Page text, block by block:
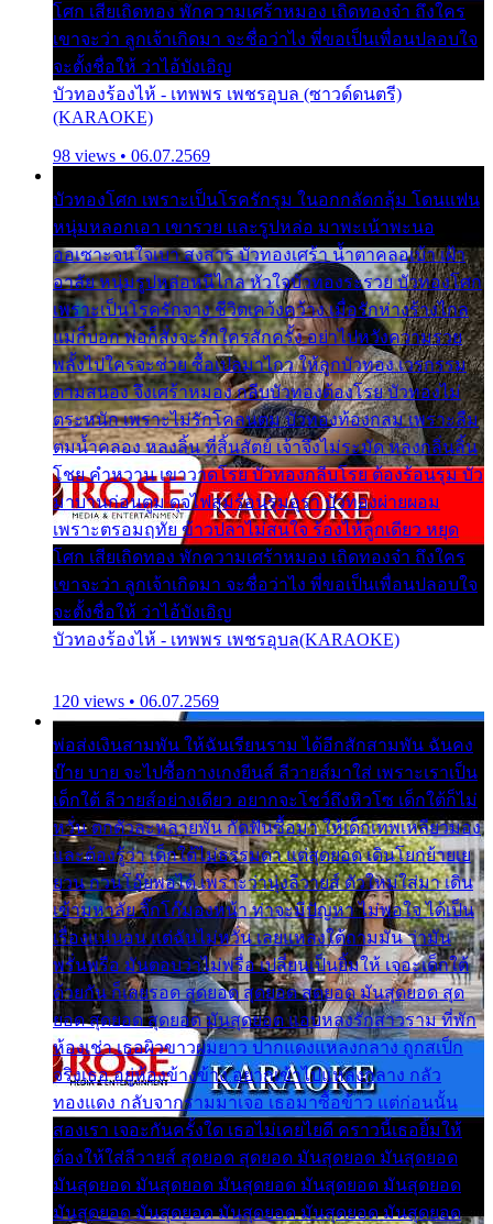
โศก เสียเถิดทอง พักความเศร้าหมอง เถิดทองจ๋า ถึงใคร
เขาจะว่า ลูกเจ้าเกิดมา จะชื่อว่าไง พี่ขอเป็นเพื่อนปลอบใจ
จะตั้งชื่อให้ ว่าไอ้บังเอิญ
บัวทองร้องไห้ - เทพพร เพชรอุบล (ซาวด์ดนตรี)
(KARAOKE)
98 views • 06.07.2569
บัวทองโศก เพราะเป็นโรครักรุม ในอกกลัดกลุ้ม โดนแฟน
หนุ่มหลอกเอา เขารวย และรูปหล่อ มาพะเน้าพะนอ
ออเซาะจนใจเบา สงสาร บัวทองเศร้า น้ำตาคลอเบ้า เฝ้า
อาลัย หนุ่มรูปหล่อหนีไกล หัวใจบัวทองระรวย บัวทองโศก
เพราะเป็นโรครักจาง ชีวิตเคว้งคว้าง เมื่อรักห่างร้างไกล
แม่ก็บอก พ่อก็สั่งจะรักใครสักครั้ง อย่าไปหวังความรวย
พลั้งไปใครจะช่วย ซื้อเปลมาไกว ให้ลูกบัวทอง เวรกรรม
ตามสนอง จึงเศร้าหมอง กลีบบัวทองต้องโรย บัวทองไม่
ตระหนัก เพราะไม่รักโคลนตม บัวทองท้องกลม เพราะลืม
ตมน้ำคลอง หลงลิ้น ที่สิ้นสัตย์ เจ้าจึงไม่ระมัด หลงกลิ่นลิ้น
โชย คำหวาน เขาวาดโรย บัวทองกลีบโรย ต้องร้อนรุม บัว
มาบานก่อนตูม ดุจไฟสุมร้อนรุมอุรา บัวทองผ่ายผอม
เพราะตรอมฤทัย ข้าวปลาไม่สนใจ ร้องไห้ลูกเดียว หยุด
โศก เสียเถิดทอง พักความเศร้าหมอง เถิดทองจ๋า ถึงใคร
เขาจะว่า ลูกเจ้าเกิดมา จะชื่อว่าไง พี่ขอเป็นเพื่อนปลอบใจ
จะตั้งชื่อให้ ว่าไอ้บังเอิญ
บัวทองร้องไห้ - เทพพร เพชรอุบล(KARAOKE)
120 views • 06.07.2569
พ่อส่งเงินสามพัน ให้ฉันเรียนราม ได้อีกสักสามพัน ฉันคง
บ๊าย บาย จะไปซื้อกางเกงยีนส์ ลีวายส์มาใส่ เพราะเราเป็น
เด็กใต้ ลีวายส์อย่างเดียว อยากจะโชว์ถึงหิวโซ เด็กใต้ก็ไม่
หวั่น ตกตัวละหลายพัน กัดฟันซื้อมา ให้เด็กเทพเหลียวมอง
และต้องรู้ว่า เด็กใต้ไม่ธรรมดา แต่สุดยอด เดินโยกย้ายเย
ยวน กวนโอ๊ยพอได้ เพราะว่านุ่งลีวายส์ ตัวใหม่ใส่มา เดิน
เข้ามหาลัย จิ๊กโก๊มองหน้า ท่าจะมีปัญหา ไม่พอใจ ได้เป็น
เรื่องแน่นอน แต่ฉันไม่หวั่น เลยแหลงใต้ถามมัน ว่ามัน
พรั่นพรือ มันตอบว่าไม่พรื่อ เปลี่ยนเป็นยิ้มให้ เจอะเด็กใต้
ด้วยกัน ก็เลยรอด สุดยอด สุดยอด สุดยอด มันสุดยอด สุด
ยอด สุดยอด สุดยอด มันสุดยอด แอบหลงรักสาวราม ที่พัก
ห้องเช่า เธอผิวขาวผมยาว ปากแดงแหลงกลาง ถูกสเป็ก
จริงเธอ อยู่ห้องข้างข้าง อยากเข้าไปแหลงกลาง กลัว
ทองแดง กลับจากรามมาเจอ เธอมาซื้อข้าว แต่ก่อนนั้น
สองเรา เจอะกันครั้งใด เธอไม่เคยไยดี คราวนี้เธอยิ้มให้
ต้องให้ใส่ลีวายส์ สุดยอด สุดยอด มันสุดยอด มันสุดยอด
มันสุดยอด มันสุดยอด มันสุดยอด มันสุดยอด มันสุดยอด
มันสุดยอด มันสุดยอด มันสุดยอด มันสุดยอด มันสุดยอด